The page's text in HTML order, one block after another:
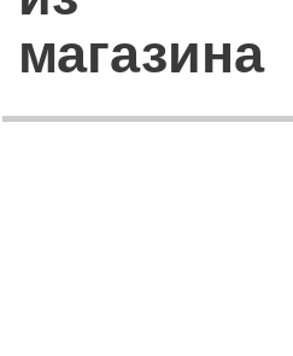
магазина